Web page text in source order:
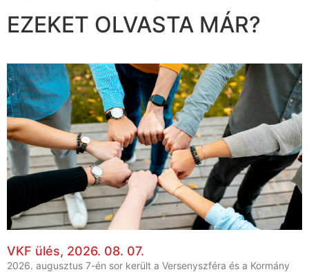
EZEKET OLVASTA MÁR?
VKF ülés, 2026. 08. 07.
2026. augusztus 7-én sor került a Versenyszféra és a Kormány